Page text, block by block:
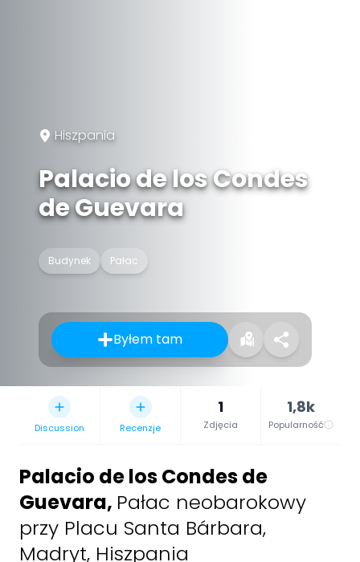
Hiszpania
Palacio de los Condes
de Guevara
Budynek Pałac
Byłem tam
Discussion Recenzje
1
Zdjęcia
1,8k
Popularność
Palacio de los Condes de
Guevara, Pałac neobarokowy
przy Placu Santa Bárbara,
Madryt, Hiszpania